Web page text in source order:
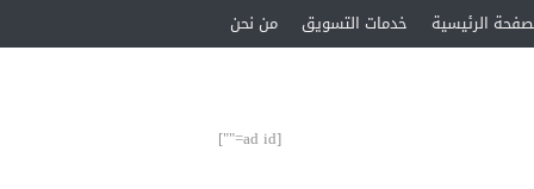
الرئيسية خدمات التسويق من نحن
[ad id=""]